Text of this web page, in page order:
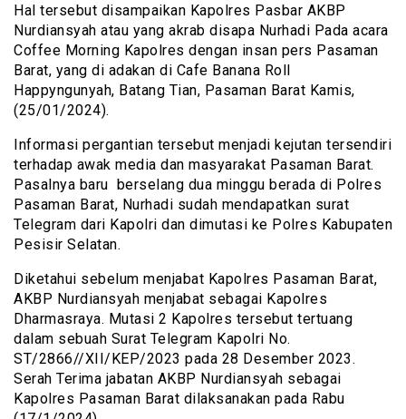
Hal tersebut disampaikan Kapolres Pasbar AKBP
Nurdiansyah atau yang akrab disapa Nurhadi Pada acara
Coffee Morning Kapolres dengan insan pers Pasaman
Barat, yang di adakan di Cafe Banana Roll
Happyngunyah, Batang Tian, Pasaman Barat Kamis,
(25/01/2024).
Informasi pergantian tersebut menjadi kejutan tersendiri
terhadap awak media dan masyarakat Pasaman Barat.
Pasalnya baru berselang dua minggu berada di Polres
Pasaman Barat, Nurhadi sudah mendapatkan surat
Telegram dari Kapolri dan dimutasi ke Polres Kabupaten
Pesisir Selatan.
Diketahui sebelum menjabat Kapolres Pasaman Barat,
AKBP Nurdiansyah menjabat sebagai Kapolres
Dharmasraya. Mutasi 2 Kapolres tersebut tertuang
dalam sebuah Surat Telegram Kapolri No.
ST/2866//XII/KEP/2023 pada 28 Desember 2023.
Serah Terima jabatan AKBP Nurdiansyah sebagai
Kapolres Pasaman Barat dilaksanakan pada Rabu